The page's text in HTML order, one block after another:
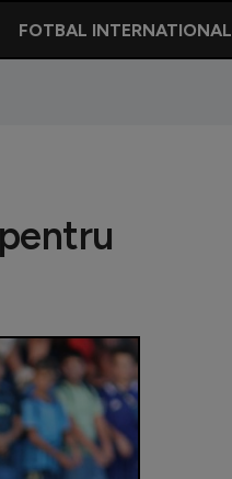
FOTBAL INTERNATIONAL